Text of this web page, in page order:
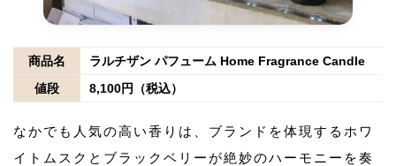
商品名
ラルチザン パフューム Home Fragrance Candle
値段
8,100円（税込）
なかでも人気の高い香りは、ブランドを体現するホワ
イトムスクとブラックベリーが絶妙のハーモニーを奏